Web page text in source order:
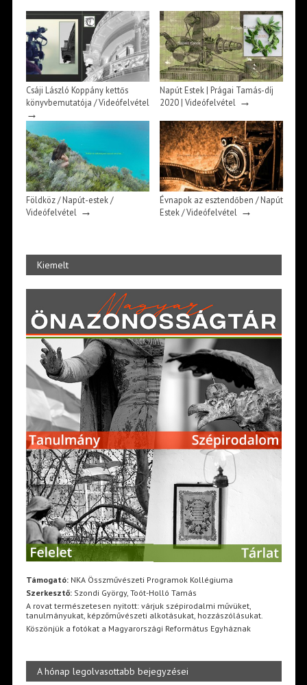
Csáji László Koppány kettős
könyvbemutatója / Videófelvétel
→
Napút Estek | Prágai Tamás-díj
2020 | Videófelvétel→
Földköz / Napút-estek /
Videófelvétel→
Évnapok az esztendőben / Napút
Estek / Videófelvétel→
Kiemelt
Támogató:NKA Összművészeti Programok Kollégiuma
Szerkesztő:Szondi György, Toót-Holló Tamás
A rovat természetesen nyitott: várjuk szépirodalmi művüket,
tanulmányukat, képzőművészeti alkotásukat, hozzászólásukat.
Köszönjük a fotókat a Magyarországi Református Egyháznak
A hónap legolvasottabb bejegyzései